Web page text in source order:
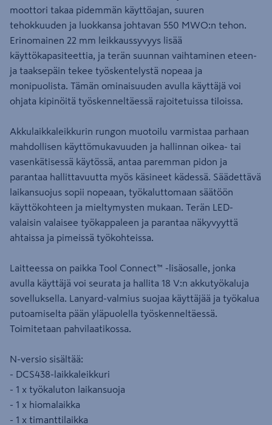
moottori takaa pidemmän käyttöajan, suuren
tehokkuuden ja luokkansa johtavan 550 MWO:n tehon.
Erinomainen 22 mm leikkaussyvyys lisää
käyttökapasiteettia, ja terän suunnan vaihtaminen eteen-
ja taaksepäin tekee työskentelystä nopeaa ja
monipuolista. Tämän ominaisuuden avulla käyttäjä voi
ohjata kipinöitä työskenneltäessä rajoitetuissa tiloissa.
Akkulaikkaleikkurin rungon muotoilu varmistaa parhaan
mahdollisen käyttömukavuuden ja hallinnan oikea- tai
vasenkätisessä käytössä, antaa paremman pidon ja
parantaa hallittavuutta myös käsineet kädessä. Säädettävä
laikansuojus sopii nopeaan, työkaluttomaan säätöön
käyttökohteen ja mieltymysten mukaan. Terän LED-
valaisin valaisee työkappaleen ja parantaa näkyvyyttä
ahtaissa ja pimeissä työkohteissa.
Laitteessa on paikka Tool Connect™ -lisäosalle, jonka
avulla käyttäjä voi seurata ja hallita 18 V:n akkutyökaluja
sovelluksella. Lanyard-valmius suojaa käyttäjää ja työkalua
putoamiselta pään yläpuolella työskenneltäessä.
Toimitetaan pahvilaatikossa.
N-versio sisältää:
- DCS438-laikkaleikkuri
- 1 x työkaluton laikansuoja
- 1 x hiomalaikka
- 1 x timanttilaikka